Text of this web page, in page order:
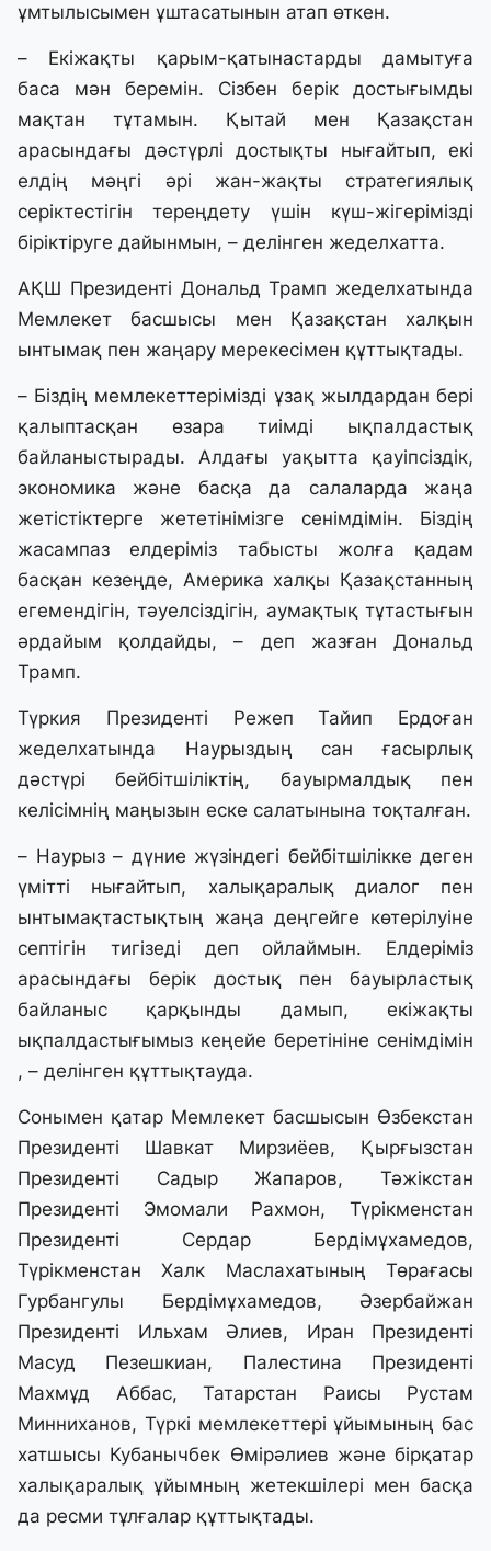
ұмтылысымен ұштасатынын атап өткен.
– Екіжақты қарым-қатынастарды дамытуға
баса мән беремін. Сізбен берік достығымды
мақтан тұтамын. Қытай мен Қазақстан
арасындағы дәстүрлі достықты нығайтып, екі
елдің мәңгі әрі жан-жақты стратегиялық
серіктестігін тереңдету үшін күш-жігерімізді
біріктіруге дайынмын, – делінген жеделхатта.
АҚШ Президенті Дональд Трамп жеделхатында
Мемлекет басшысы мен Қазақстан халқын
ынтымақ пен жаңару мерекесімен құттықтады.
– Біздің мемлекеттерімізді ұзақ жылдардан бері
қалыптасқан өзара тиімді ықпалдастық
байланыстырады. Алдағы уақытта қауіпсіздік,
экономика және басқа да салаларда жаңа
жетістіктерге жететінімізге сенімдімін. Біздің
жасампаз елдеріміз табысты жолға қадам
басқан кезеңде, Америка халқы Қазақстанның
егемендігін, тәуелсіздігін, аумақтық тұтастығын
әрдайым қолдайды, – деп жазған Дональд
Трамп.
Түркия Президенті Режеп Тайип Ердоған
жеделхатында Наурыздың сан ғасырлық
дәстүрі бейбітшіліктің, бауырмалдық пен
келісімнің маңызын еске салатынына тоқталған.
– Наурыз – дүние жүзіндегі бейбітшілікке деген
үмітті нығайтып, халықаралық диалог пен
ынтымақтастықтың жаңа деңгейге көтерілуіне
септігін тигізеді деп ойлаймын. Елдеріміз
арасындағы берік достық пен бауырластық
байланыс қарқынды дамып, екіжақты
ықпалдастығымыз кеңейе беретініне сенімдімін
, – делінген құттықтауда.
Сонымен қатар Мемлекет басшысын Өзбекстан
Президенті Шавкат Мирзиёев, Қырғызстан
Президенті Садыр Жапаров, Тәжікстан
Президенті Эмомали Рахмон, Түрікменстан
Президенті Сердар Бердімұхамедов,
Түрікменстан Халк Маслахатының Төрағасы
Гурбангулы Бердімұхамедов, Әзербайжан
Президенті Ильхам Әлиев, Иран Президенті
Масуд Пезешкиан, Палестина Президенті
Махмұд Аббас, Татарстан Раисы Рустам
Минниханов, Түркі мемлекеттері ұйымының бас
хатшысы Кубанычбек Өмірәлиев және бірқатар
халықаралық ұйымның жетекшілері мен басқа
да ресми тұлғалар құттықтады.